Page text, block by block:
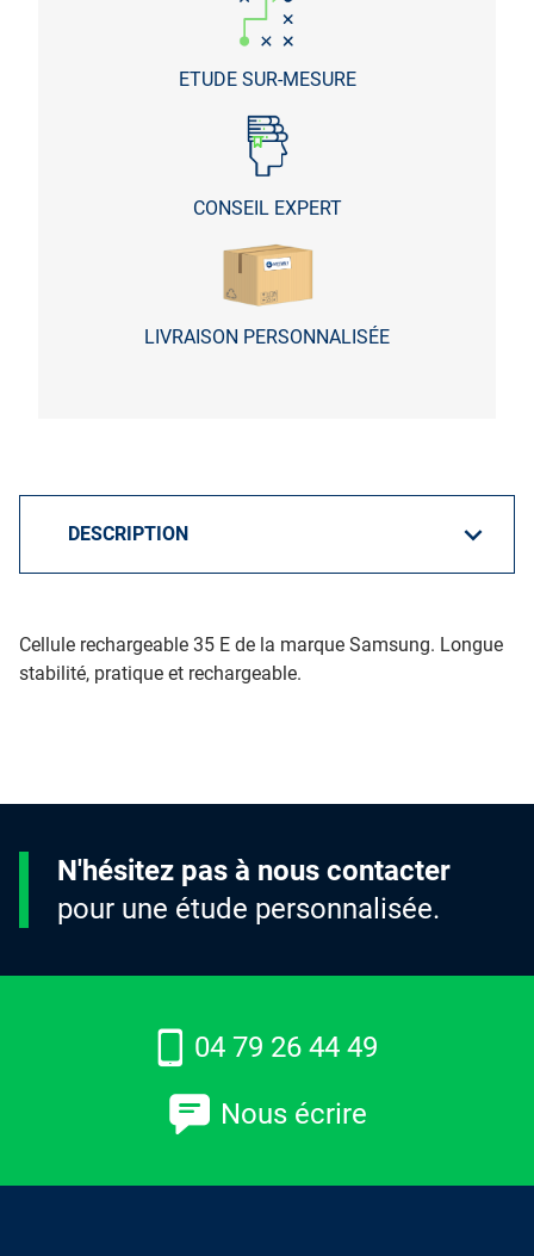
ETUDE SUR-MESURE
CONSEIL EXPERT
LIVRAISON PERSONNALISÉE
Cellule rechargeable 35 E de la marque Samsung. Longue
stabilité, pratique et rechargeable.
N'hésitez pas à nous contacter
pour une étude personnalisée.
04 79 26 44 49
Nous écrire